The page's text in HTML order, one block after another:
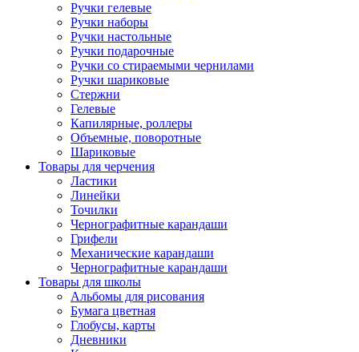
Ручки гелевые
Ручки наборы
Ручки настольные
Ручки подарочные
Ручки со стираемыми чернилами
Ручки шариковые
Стержни
Гелевые
Капилярные, роллеры
Объемные, поворотные
Шариковые
Товары для черчения
Ластики
Линейки
Точилки
Чернографитные карандаши
Грифели
Механические карандаши
Чернографитные карандаши
Товары для школы
Альбомы для рисования
Бумага цветная
Глобусы, карты
Дневники